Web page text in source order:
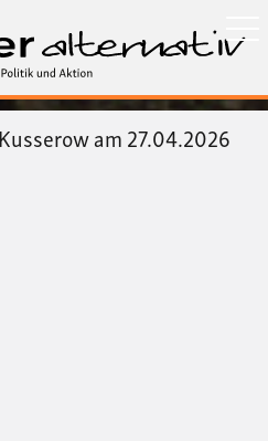
zum
Inhalt
am 27.04.2026